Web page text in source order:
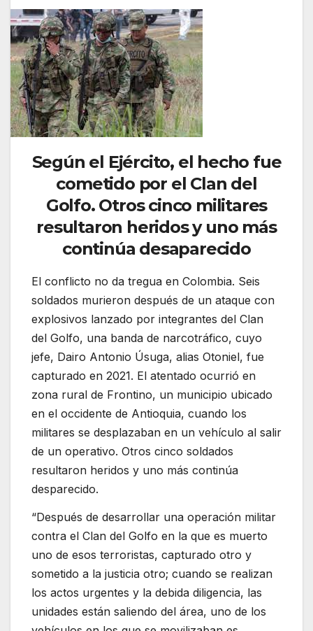
Según el Ejército, el hecho fue
cometido por el Clan del
Golfo. Otros cinco militares
resultaron heridos y uno más
continúa desaparecido
El conflicto no da tregua en Colombia. Seis
soldados murieron después de un ataque con
explosivos lanzado por integrantes del Clan
del Golfo, una banda de narcotráfico, cuyo
jefe, Dairo Antonio Úsuga, alias Otoniel, fue
capturado en 2021. El atentado ocurrió en
zona rural de Frontino, un municipio ubicado
en el occidente de Antioquia, cuando los
militares se desplazaban en un vehículo al salir
de un operativo. Otros cinco soldados
resultaron heridos y uno más continúa
desparecido.
“Después de desarrollar una operación militar
contra el Clan del Golfo en la que es muerto
uno de esos terroristas, capturado otro y
sometido a la justicia otro; cuando se realizan
los actos urgentes y la debida diligencia, las
unidades están saliendo del área, uno de los